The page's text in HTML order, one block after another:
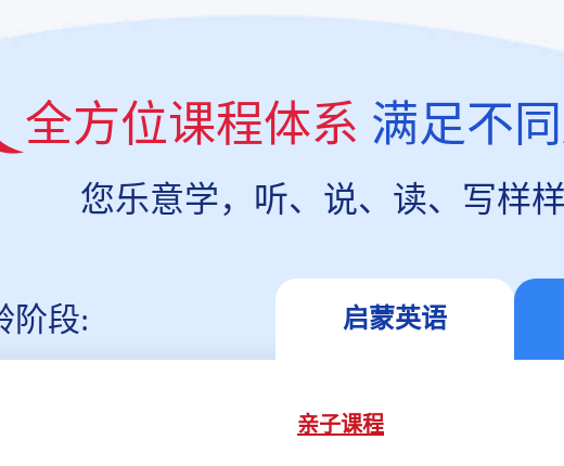
全方位课程体系 满足不
您乐意学，听、说、读、写样
阶段: 启蒙英语
亲子课程